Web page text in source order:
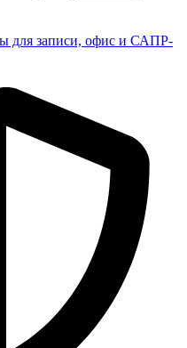
для записи, офис и САПР-